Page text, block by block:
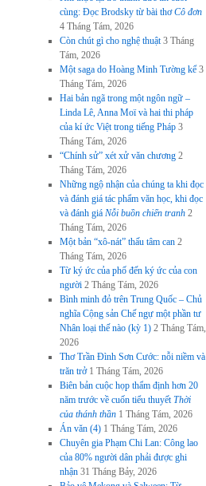
cùng: Đọc Brodsky từ bài thơCô đơn
4 Tháng Tám, 2026
Còn chút gì cho nghệ thuật 3 Tháng
Tám, 2026
Một saga do Hoàng Minh Tường kể 3
Tháng Tám, 2026
Hai bản ngã trong một ngôn ngữ –
Linda Lê, Anna Moï và hai thi pháp
của kí ức Việt trong tiếng Pháp 3
Tháng Tám, 2026
“Chính sử” xét xử văn chương 2
Tháng Tám, 2026
Những ngộ nhận của chúng ta khi đọc
và đánh giá tác phẩm văn học, khi đọc
và đánh giá Nỗi buồn chiến tranh 2
Tháng Tám, 2026
Một bản “xô-nát” thấu tâm can 2
Tháng Tám, 2026
Từ ký ức của phố đến ký ức của con
người 2 Tháng Tám, 2026
Bình minh đỏ trên Trung Quốc – Chủ
nghĩa Cộng sản Chế ngự một phần tư
Nhân loại thế nào (kỳ 1) 2 Tháng Tám,
2026
Thơ Trần Đình Sơn Cước: nỗi niềm và
trăn trở 1 Tháng Tám, 2026
Biên bản cuộc họp thẩm định hơn 20
năm trước về cuốn tiểu thuyếtThời
của thánh thần 1 Tháng Tám, 2026
Án văn (4) 1 Tháng Tám, 2026
Chuyên gia Phạm Chi Lan: Công lao
của 80% người dân phải được ghi
nhận 31 Tháng Bảy, 2026